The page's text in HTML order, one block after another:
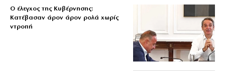
Ο έλεγχος της Κυβέρνησης:
Κατέβασαν άρον άρον ρολά χωρίς
ντροπή